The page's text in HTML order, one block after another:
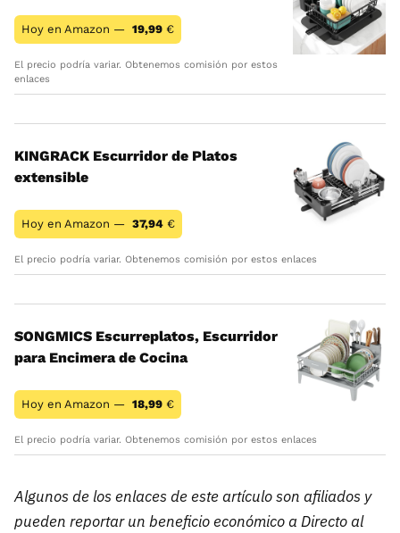
Hoy en Amazon — 19,99 €
El precio podría variar. Obtenemos comisión por estos
enlaces
KINGRACK Escurridor de Platos
extensible
Hoy en Amazon — 37,94 €
El precio podría variar. Obtenemos comisión por estos enlaces
SONGMICS Escurreplatos, Escurridor
para Encimera de Cocina
Hoy en Amazon — 18,99 €
El precio podría variar. Obtenemos comisión por estos enlaces
Algunos de los enlaces de este artículo son afiliados y
pueden reportar un beneficio económico a Directo al